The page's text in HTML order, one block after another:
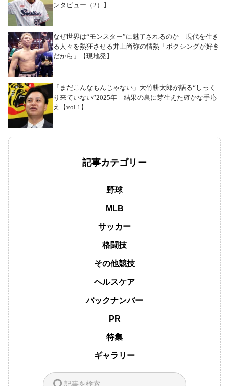
ンタビュー（2）】
なぜ世界は“モンスター”に魅了されるのか 現代を生き
る人々を熱狂させる井上尚弥の情熱「ボクシングが好き
だから」【現地発】
「まだこんなもんじゃない」大竹耕太郎が語る“しっく
り来ていない”2025年 結果の裏に芽生えた確かな手応
え【vol.1】
記事カテゴリー
野球
MLB
サッカー
格闘技
その他競技
ヘルスケア
バックナンバー
PR
特集
ギャラリー